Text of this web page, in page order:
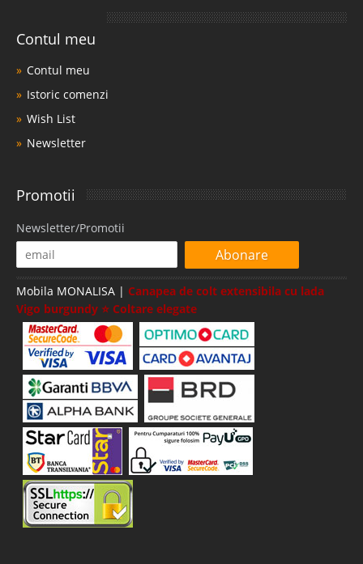
Contul meu
Contul meu
Istoric comenzi
Wish List
Newsletter
Promotii
Newsletter/Promotii
Abonare
Mobila MONALISA | Canapea de colt extensibila cu lada
Vigo burgundy ⭐ Coltare elegate